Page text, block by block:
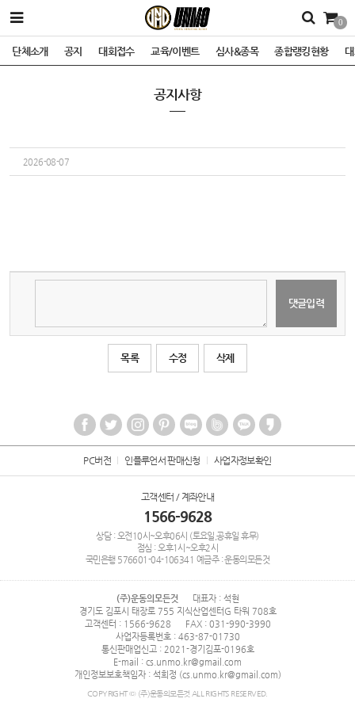
0
단체소개 공지 대회접수 교육/이벤트 심사&종목 종합랭킹현황
공지사항
2026-08-07
목록 수정 삭제
PC버전 인플루언서 판매신청 사업자정보확인
고객센터 / 계좌안내
1566-9628
상담 : 오전10시~오후06시 (토요일,공휴일 휴무)
점심 : 오후1시~오후2시
국민은행 576601-04-106341 예금주 : 운동의모든것
(주)운동의모든것
대표자 : 석현
경기도 김포시 태장로 755 지식산업센터G 타워 708호
고객센터 : 1566-9628
FAX : 031-990-3990
사업자등록번호 : 463-87-01730
통신판매업신고 : 2021-경기김포-0196호
E-mail : cs.unmo.kr@gmail.com
개인정보보호책임자 : 석희정 (cs.unmo.kr@gmail.com)
COPYRIGHT © (주)운동의모든것 ALL RIGHTS RESERVED.